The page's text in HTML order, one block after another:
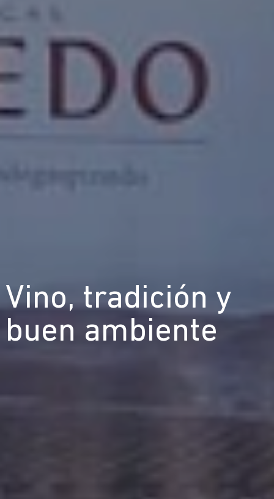
Vino, tradición y
buen ambiente